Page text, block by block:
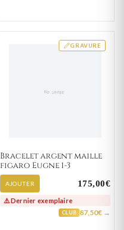
GRAVURE
Bracelet argent maille
figaro Eugne 1-3
AJOUTER 175,00€
⚠️ Dernier exemplaire
CLUB 87,50€ →